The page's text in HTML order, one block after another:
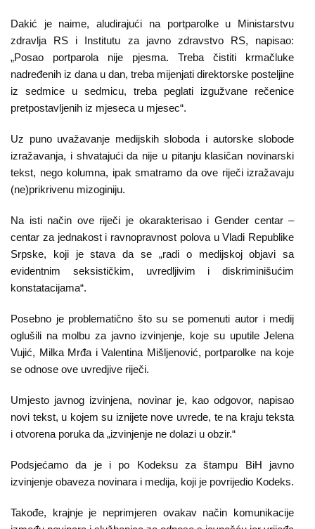
ženskim
licem
Sigurna
kuća
Pravna
pomoć
Antitrafiking
Kampanje
Dokumenti
Javni
pozivi
English
Kontakt
Dakić je naime, aludirajući na portparolke u Ministarstvu
zdravlja RS i Institutu za javno zdravstvo RS, napisao:
„Posao portparola nije pjesma. Treba čistiti krmačluke
nadređenih iz dana u dan, treba mijenjati direktorske posteljine
iz sedmice u sedmicu, treba peglati izgužvane rečenice
pretpostavljenih iz mjeseca u mjesec“.
Uz puno uvažavanje medijskih sloboda i autorske slobode
izražavanja, i shvatajući da nije u pitanju klasičan novinarski
tekst, nego kolumna, ipak smatramo da ove riječi izražavaju
(ne)prikrivenu mizoginiju.
Na isti način ove riječi je okarakterisao i Gender centar –
centar za jednakost i ravnopravnost polova u Vladi Republike
Srpske, koji je stava da se „radi o medijskoj objavi sa
evidentnim seksističkim, uvredljivim i diskriminišućim
konstatacijama“.
Posebno je problematično što su se pomenuti autor i medij
oglušili na molbu za javno izvinjenje, koje su uputile Jelena
Vujić, Milka Mrđa i Valentina Mišljenović, portparolke na koje
se odnose ove uvredjive riječi.
Umjesto javnog izvinjena, novinar je, kao odgovor, napisao
novi tekst, u kojem su iznijete nove uvrede, te na kraju teksta
i otvorena poruka da „izvinjenje ne dolazi u obzir.“
Podsjećamo da je i po Kodeksu za štampu BiH javno
izvinjenje obaveza novinara i medija, koji je povrijedio Kodeks.
Takođe, krajnje je neprimjeren ovakav način komunikacije